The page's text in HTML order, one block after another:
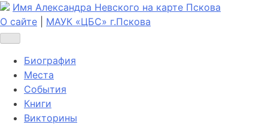
Имя Александра Невского на карте Пскова
О сайте
МАУК «ЦБС» г.Пскова
Биография
Места
События
Книги
Викторины